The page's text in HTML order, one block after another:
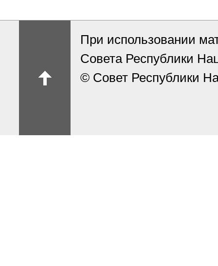
При использовании
Совета Республики
© Совет Республики